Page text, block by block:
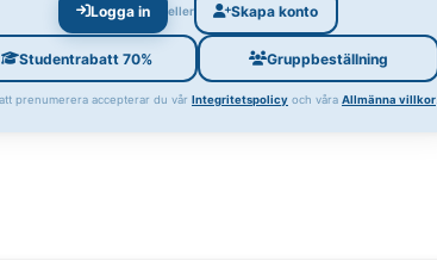
Logga in eller Skapa konto
Studentrabatt 70% Gruppbeställning
prenumerera accepterar du vår Integritetspolicy och våra Allmänna villkor